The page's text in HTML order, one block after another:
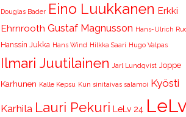
Douglas Bader Eino Luukkanen Erkki
Ehrnrooth Gustaf Magnusson Hans-Ulrich
Hanssin Jukka Hans Wind Hilkka Saari Hugo Valpas
Ilmari Juutilainen Jarl Lundqvist Joppe
Karhunen Kalle Kepsu Kun sinitaivas salamoi Kyösti
Karhila Lauri Pekuri LeLv 24 LeLv